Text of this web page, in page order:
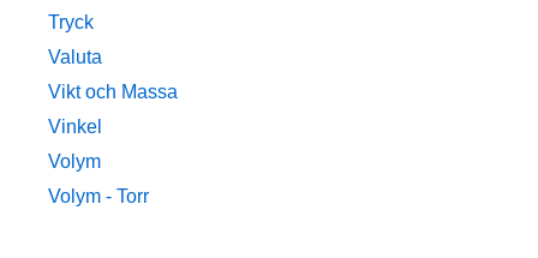
Tryck
Valuta
Vikt och Massa
Vinkel
Volym
Volym - Torr